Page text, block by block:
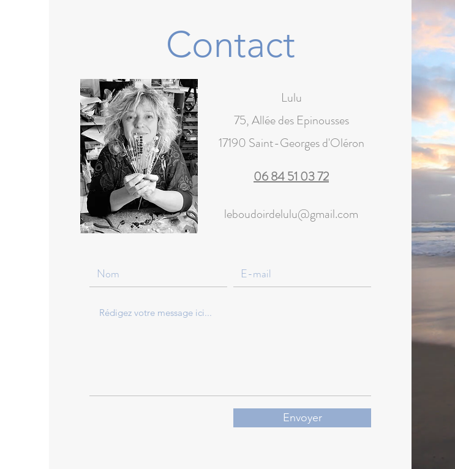
Contact
Lulu
75, Allée des Epinousses
17190 Saint-Georges d'Oléron
06 84 51 03 72
leboudoirdelulu@gmail.com
Envoyer